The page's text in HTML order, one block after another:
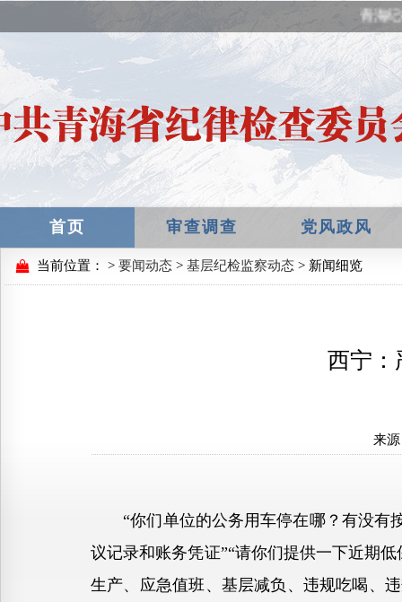
青海
首页 审查调查 党风政风
当前位置： > 要闻动态 > 基层纪检监察动态 > 新闻细览
西宁
来
“你们单位的公务用车停在哪？有没有按
议记录和账务凭证”“请你们提供一下近期
生产、应急值班、基层减负、违规吃喝、